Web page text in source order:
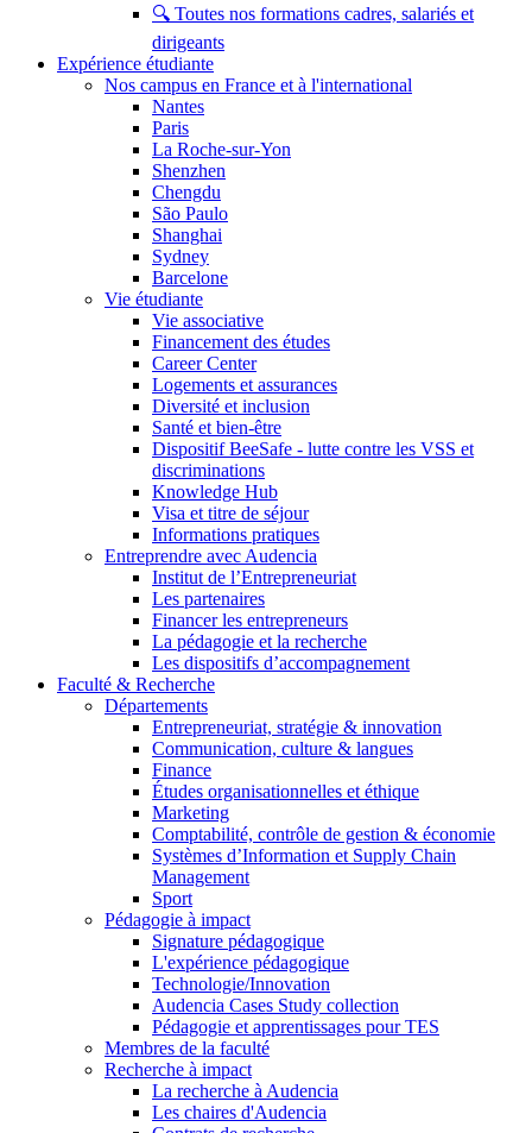
🔍 Toutes nos formations cadres, salariés et
dirigeants
Expérience étudiante
Nos campus en France et à l'international
Nantes
Paris
La Roche-sur-Yon
Shenzhen
Chengdu
São Paulo
Shanghai
Sydney
Barcelone
Vie étudiante
Vie associative
Financement des études
Career Center
Logements et assurances
Diversité et inclusion
Santé et bien-être
Dispositif BeeSafe - lutte contre les VSS et
discriminations
Knowledge Hub
Visa et titre de séjour
Informations pratiques
Entreprendre avec Audencia
Institut de l’Entrepreneuriat
Les partenaires
Financer les entrepreneurs
La pédagogie et la recherche
Les dispositifs d’accompagnement
Faculté & Recherche
Départements
Entrepreneuriat, stratégie & innovation
Communication, culture & langues
Finance
Études organisationnelles et éthique
Marketing
Comptabilité, contrôle de gestion & économie
Systèmes d’Information et Supply Chain
Management
Sport
Pédagogie à impact
Signature pédagogique
L'expérience pédagogique
Technologie/Innovation
Audencia Cases Study collection
Pédagogie et apprentissages pour TES
Membres de la faculté
Recherche à impact
La recherche à Audencia
Les chaires d'Audencia